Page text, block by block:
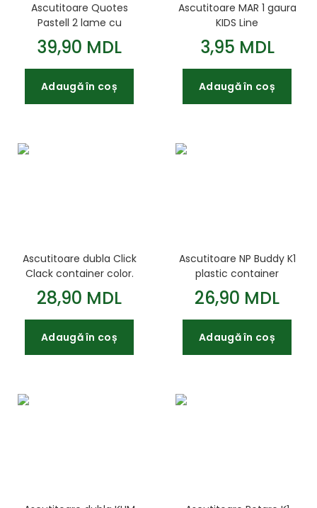
Ascutitoare Quotes
Pastell 2 lame cu
container
39,90 MDL
Adaugă în coș
Ascutitoare MAR 1 gaura
KIDS Line
3,95 MDL
Adaugă în coș
Ascutitoare dubla Click
Clack container color.
28,90 MDL
Adaugă în coș
Ascutitoare NP Buddy K1
plastic container
colorate KUM Germania
102.45.21
26,90 MDL
Adaugă în coș